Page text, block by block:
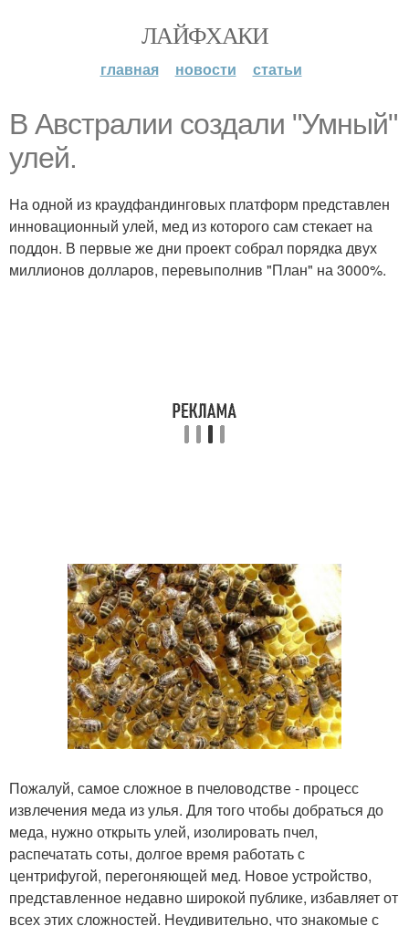
ЛАЙФХАКИ
главная новости статьи
В Австралии создали "Умный"
улей.
На одной из краудфандинговых платформ представлен
инновационный улей, мед из которого сам стекает на
поддон. В первые же дни проект собрал порядка двух
миллионов долларов, перевыполнив "План" на 3000%.
Пожалуй, самое сложное в пчеловодстве - процесс
извлечения меда из улья. Для того чтобы добраться до
меда, нужно открыть улей, изолировать пчел,
распечатать соты, долгое время работать с
центрифугой, перегоняющей мед. Новое устройство,
представленное недавно широкой публике, избавляет от
всех этих сложностей. Неудивительно, что знакомые с